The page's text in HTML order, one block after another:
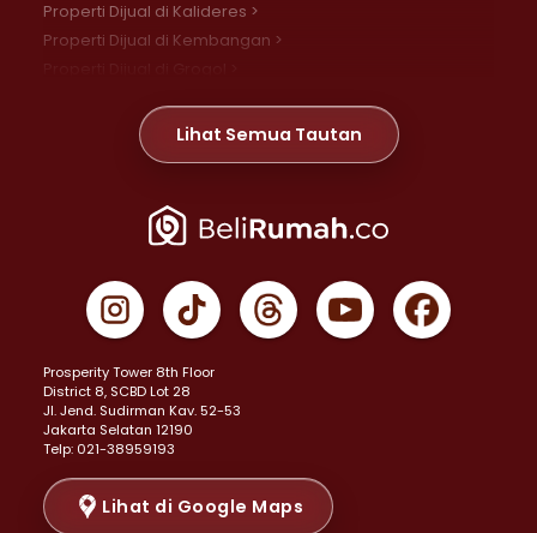
Properti Dijual di Kalideres >
Properti Dijual di Kembangan >
Properti Dijual di Meruya >
Properti Dijual di Jelambar >
Properti Dijual di Jakarta Pusat >
Properti Dijual di Gambir >
Properti Dijual di Johar Baru >
Properti Dijual di Menteng >
Properti Dijual di Senen >
Properti Dijual di Tanah Abang >
Properti Dijual di Cikini >
Properti Dijual di Kramat >
Properti Dijual di Pasar Baru >
Lihat Semua Tautan
Prosperity Tower 8th Floor
District 8, SCBD Lot 28
JI. Jend. Sudirman Kav. 52-53
Jakarta Selatan 12190
Telp: 021-38959193
Lihat di Google Maps